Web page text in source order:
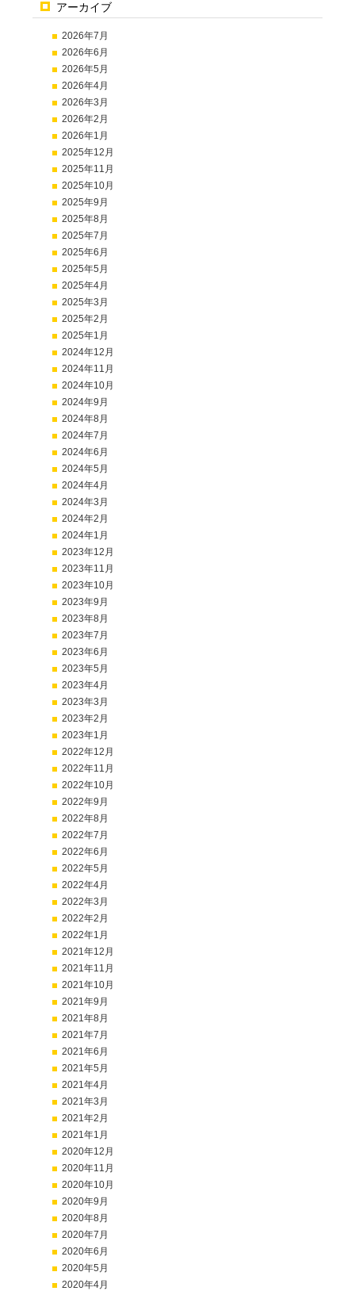
アーカイブ
2026年7月
2026年6月
2026年5月
2026年4月
2026年3月
2026年2月
2026年1月
2025年12月
2025年11月
2025年10月
2025年9月
2025年8月
2025年7月
2025年6月
2025年5月
2025年4月
2025年3月
2025年2月
2025年1月
2024年12月
2024年11月
2024年10月
2024年9月
2024年8月
2024年7月
2024年6月
2024年5月
2024年4月
2024年3月
2024年2月
2024年1月
2023年12月
2023年11月
2023年10月
2023年9月
2023年8月
2023年7月
2023年6月
2023年5月
2023年4月
2023年3月
2023年2月
2023年1月
2022年12月
2022年11月
2022年10月
2022年9月
2022年8月
2022年7月
2022年6月
2022年5月
2022年4月
2022年3月
2022年2月
2022年1月
2021年12月
2021年11月
2021年10月
2021年9月
2021年8月
2021年7月
2021年6月
2021年5月
2021年4月
2021年3月
2021年2月
2021年1月
2020年12月
2020年11月
2020年10月
2020年9月
2020年8月
2020年7月
2020年6月
2020年5月
2020年4月